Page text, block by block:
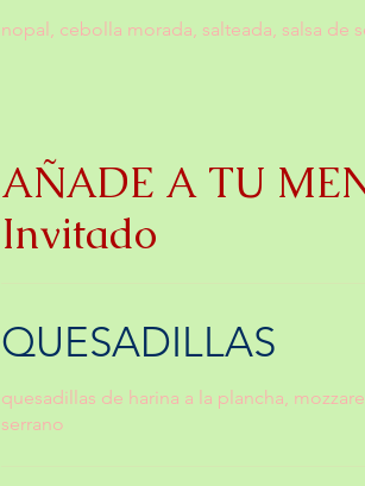
nopal, cebolla morada, salteada, salsa de
AÑADE A TU
Invitado
QUESADILLAS
quesadillas de harina a la plancha,
serrano